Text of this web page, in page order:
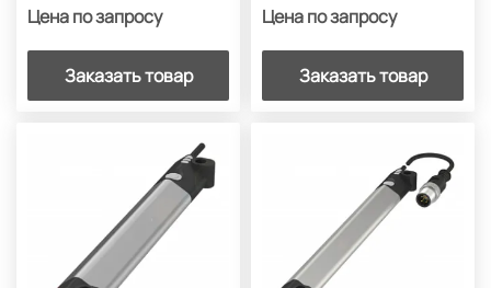
Цена по запросу
Заказать товар
Цена по запросу
Заказать товар